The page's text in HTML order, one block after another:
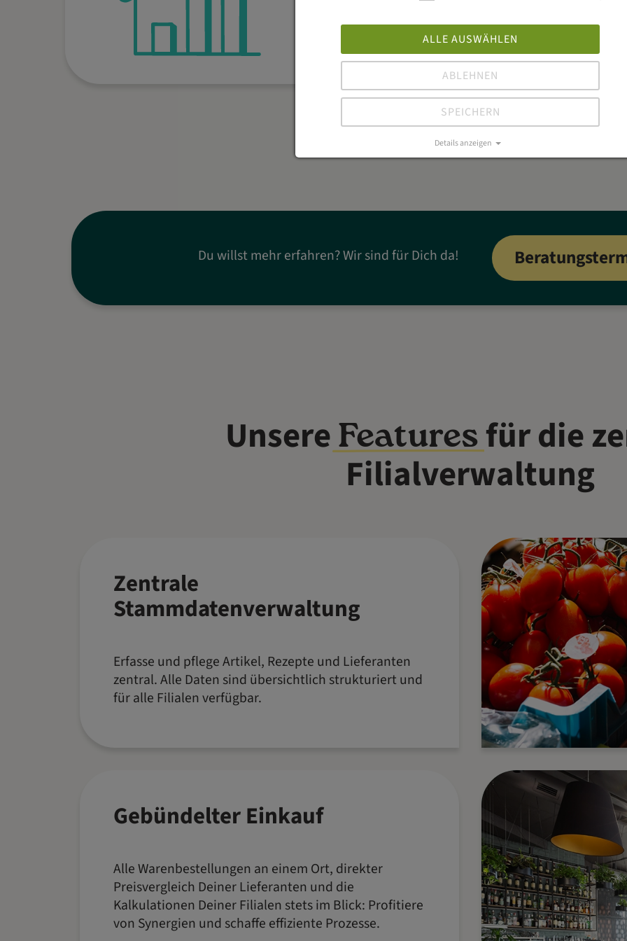
überall auf der Welt.
konzentrieren.
Du willst mehr erfahren? Wir sind für Dich da!
UnsereFeaturesfür die
Filialverwaltung
Zentrale
Stammdatenverwaltung
Erfasse und pflege Artikel, Rezepte und Lieferanten
zentral. Alle Daten sind übersichtlich strukturiert und
für alle Filialen verfügbar.
Gebündelter Einkauf
Alle Warenbestellungen an einem Ort, direkter
Preisvergleich Deiner Lieferanten und die
Kalkulationen Deiner Filialen stets im Blick: Profitiere
von Synergien und schaffe effiziente Prozesse.
ALLE AUSWÄHLEN
ABLEHNEN
SPEICHERN
Details anzeigen